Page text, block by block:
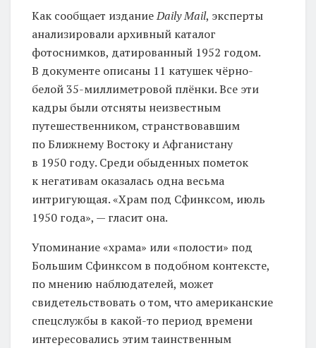
Как сообщает изданиеDaily Mail, эксперты
анализировали архивный каталог
фотоснимков, датированный 1952 годом.
В документе описаны 11 катушек чёрно-
белой 35-миллиметровой плёнки. Все эти
кадры были отсняты неизвестным
путешественником, странствовавшим
по Ближнему Востоку и Афганистану
в 1950 году. Среди обыденных пометок
к негативам оказалась одна весьма
интригующая. «Храм под Сфинксом, июль
1950 года», — гласит она.
Упоминание «храма» или «полости» под
Большим Сфинксом в подобном контексте,
по мнению наблюдателей, может
свидетельствовать о том, что американские
спецслужбы в какой-то период времени
интересовались этим таинственным